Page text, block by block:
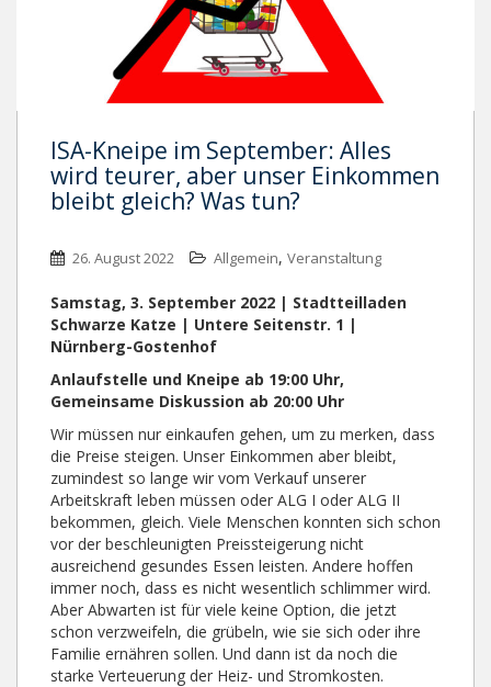
ISA-Kneipe im September: Alles
wird teurer, aber unser Einkommen
bleibt gleich? Was tun?
26. August 2022 Allgemein, Veranstaltung
Samstag, 3. September 2022 | Stadtteilladen
Schwarze Katze | Untere Seitenstr. 1 |
Nürnberg-Gostenhof
Anlaufstelle und Kneipe ab 19:00 Uhr,
Gemeinsame Diskussion ab 20:00 Uhr
Wir müssen nur einkaufen gehen, um zu merken, dass
die Preise steigen. Unser Einkommen aber bleibt,
zumindest so lange wir vom Verkauf unserer
Arbeitskraft leben müssen oder ALG I oder ALG II
bekommen, gleich. Viele Menschen konnten sich schon
vor der beschleunigten Preissteigerung nicht
ausreichend gesundes Essen leisten. Andere hoffen
immer noch, dass es nicht wesentlich schlimmer wird.
Aber Abwarten ist für viele keine Option, die jetzt
schon verzweifeln, die grübeln, wie sie sich oder ihre
Familie ernähren sollen. Und dann ist da noch die
starke Verteuerung der Heiz- und Stromkosten.